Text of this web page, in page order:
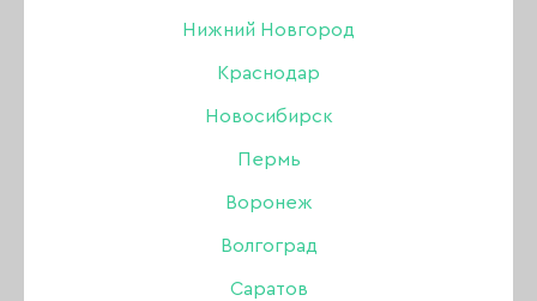
Нижний Новгород
Краснодар
Новосибирск
Пермь
Воронеж
Волгоград
Саратов